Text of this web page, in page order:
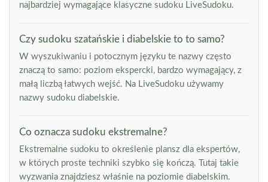
najbardziej wymagające klasyczne sudoku LiveSudoku.
Czy sudoku szatańskie i diabelskie to to samo?
W wyszukiwaniu i potocznym języku te nazwy często
znaczą to samo: poziom ekspercki, bardzo wymagający, z
małą liczbą łatwych wejść. Na LiveSudoku używamy
nazwy sudoku diabelskie.
Co oznacza sudoku ekstremalne?
Ekstremalne sudoku to określenie plansz dla ekspertów,
w których proste techniki szybko się kończą. Tutaj takie
wyzwania znajdziesz właśnie na poziomie diabelskim.